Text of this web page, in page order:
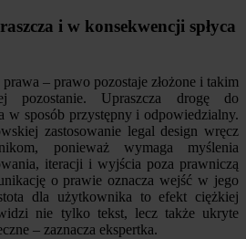
i w konsekwencji spłyca
– prawo pozostaje złożone i takim
pozostanie. Upraszcza drogę do
w sposób przystępny i odpowiedzialny.
zastosowanie legal design wręcz
ponieważ wymaga myślenia
iteracji i wyjścia poza prawniczą
o prawie oznacza wejść w jego
dla użytkownika to efekt ciężkiej
nie tylko tekst, lecz także ukryte
– zaznacza ekspertka.